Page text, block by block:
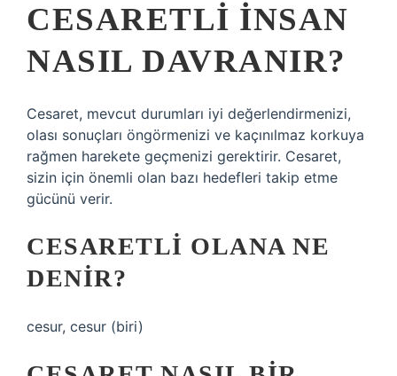
CESARETLI INSAN
NASIL DAVRANIR?
Cesaret, mevcut durumları iyi değerlendirmenizi,
olası sonuçları öngörmenizi ve kaçınılmaz korkuya
rağmen harekete geçmenizi gerektirir. Cesaret,
sizin için önemli olan bazı hedefleri takip etme
gücünü verir.
CESARETLI OLANA NE
DENIR?
cesur, cesur (biri)